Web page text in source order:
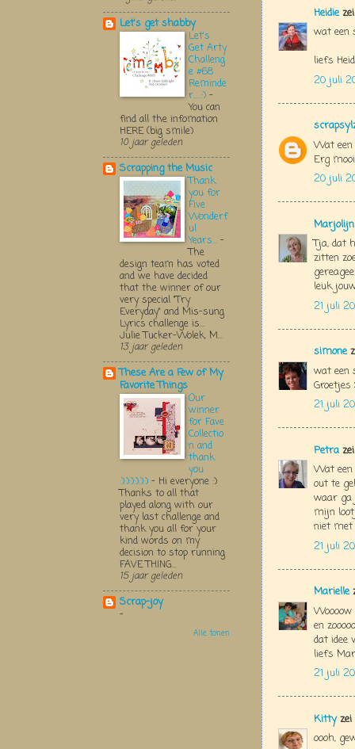
Heidiezei
wat een
liefs
20 juli
Wat
Erg
20 juli
Tja, dat
zitten
leuk
21 juli
simone
wat een
Groetjes
21 juli
Petra zei
Wat een
out te
waar ga
mijn
niet met
21 juli
Marielle
en
dat idee
liefs
21 juli
Kittyzei
oooh,
Let's get shabby
Let's
Get Arty
Challeng
e #68
Reminde
r.....:) -
You can
find all the infomation
HERE (big smile)
10 jaar geleden
Scrapping the Music
Thank
you for
Five
Wonderf
ul
Years... -
The
design team has voted
and we have decided
that the winner of our
very special "Try
Everyday" and Mis-sung
Lyrics challenge is...
Julie Tucker-Wolek, M...
13 jaar geleden
These Are a Few of My
Favorite Things
Our
winner
for Fave
Collectio
n and
thank
you
:):):):):):) - Hi everyone :)
Thanks to all that
played along with our
very last challenge and
thank you all for your
kind words on my
decision to stop running
FAVE THING...
15 jaar geleden
Scrap-joy
-
Alle tonen